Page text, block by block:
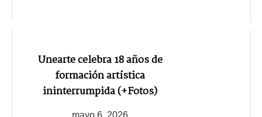
Unearte celebra 18 años de
formación artística
ininterrumpida (+Fotos)
mayo 6, 2026